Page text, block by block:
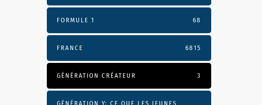
FORMULE 1 68
FRANCE 6815
GÉNÉRATION CRÉATEUR 3
GÉNÉRATION Y: CE QUE LES JEUNES